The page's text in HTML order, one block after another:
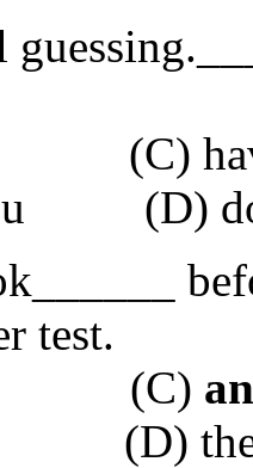
(C)
(D)
test.
(C)
(D) the